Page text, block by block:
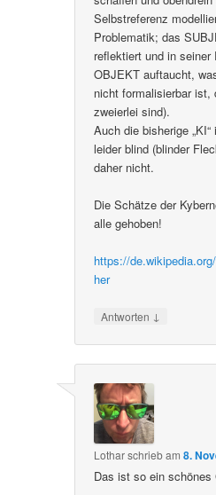
Mit der PKL kann man
schaffen und obendrein
Selbstreferenz
Problematik; das
reflektiert und in seiner
OBJEKT auftaucht,
nicht formalisierbar ist,
zweierlei sind).
Auch die bisherige
leider blind (blinder
Die Schätze der
https://
Antworten↓
Lotharschriebam8.